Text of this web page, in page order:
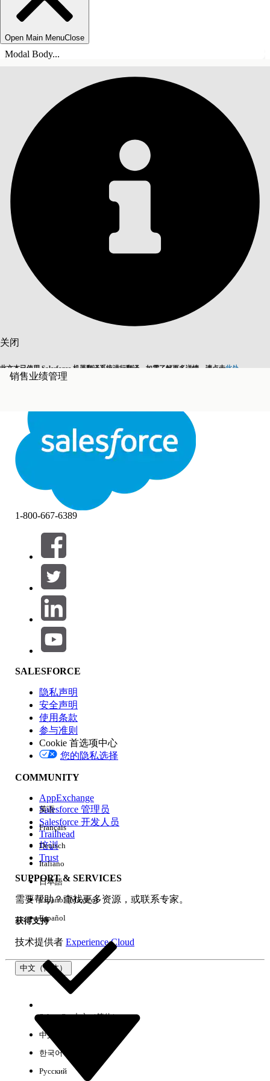
Open Main MenuClose
Modal Body...
关闭
此文本已使用 Salesforce 机器翻译系统进行翻译。如需了解更多详情，请点击此处
切换为英语 而非现在
关闭关闭
销售业绩管理
目录
筛选器 (0)
选择筛选器
产品区域
功能影响
版本
体验
1-800-667-6389
SALESFORCE
隐私声明
安全声明
使用条款
参与准则
Cookie 首选项中心
您的隐私选择
COMMUNITY
AppExchange
Salesforce 管理员
Salesforce 开发人员
Trailhead
培训
Trust
SUPPORT & SERVICES
需要帮助？查找更多资源，或联系专家。
获得支持
技术提供者 Experience Cloud
中文（简体）
英语
Français
Deutsch
Italiano
日本語
Español (México)
Español
Select Org中文（简体）
中文（繁体）
한국어
Русский